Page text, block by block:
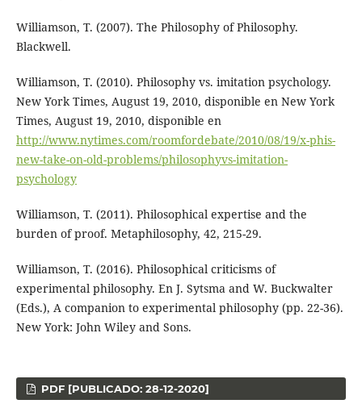
Williamson, T. (2007). The Philosophy of Philosophy.
Blackwell.
Williamson, T. (2010). Philosophy vs. imitation psychology.
New York Times, August 19, 2010, disponible en New York
Times, August 19, 2010, disponible en
http://www.nytimes.com/roomfordebate/2010/08/19/x-phis-
new-take-on-old-problems/philosophyvs-imitation-
psychology
Williamson, T. (2011). Philosophical expertise and the
burden of proof. Metaphilosophy, 42, 215-29.
Williamson, T. (2016). Philosophical criticisms of
experimental philosophy. En J. Sytsma and W. Buckwalter
(Eds.), A companion to experimental philosophy (pp. 22-36).
New York: John Wiley and Sons.
PDF [PUBLICADO: 28-12-2020]